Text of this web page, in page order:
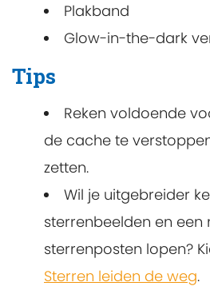
Plakband
Glow-in-the-dark
Tips
Reken voldoende
de cache te
zetten.
Wil je uitgebreider
sterrenbeelden en een
sterrenposten lopen?
Sterren leiden de weg.